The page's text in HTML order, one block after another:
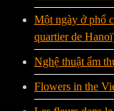
Một ngày ở phố
quartier de
Nghệ thuật ẩm
Flowers in the